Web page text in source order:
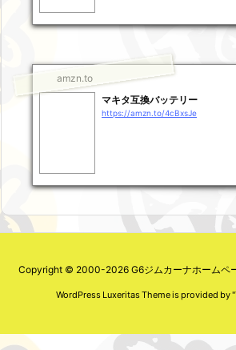
amzn.to
マキタ互換バッテリー
https://amzn.to/4cBxsJe
Copyright © 2000-2026 G6ジムカーナホームペ
WordPress Luxeritas Theme is provided by "